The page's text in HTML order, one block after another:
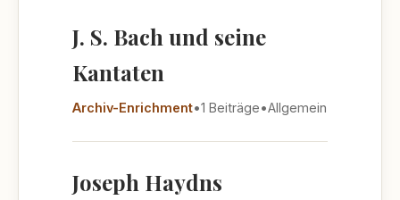
J. S. Bach und seine
Kantaten
Archiv-Enrichment•1 Beiträge•Allgemein
Joseph Haydns